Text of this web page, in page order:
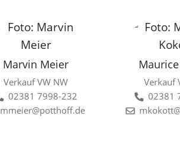
Marvin Meier
Verkauf VW NW
02381 7998-232
mmeier@potthoff.de
Verkauf
02381